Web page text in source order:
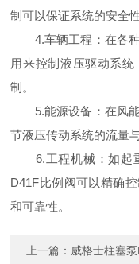
制可以保证系统的安全
4.车辆工程：在各种
用来控制液压驱动系
制。
5.能源设备：在风能
节液压传动系统的流量
6.工程机械：如起重
D41F比例阀可以精确
和可靠性。
上一篇： 威格士柱塞